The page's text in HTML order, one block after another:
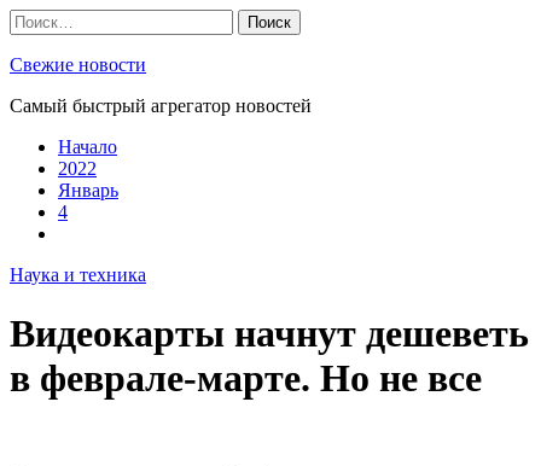
Skip
to
content
Найти:
Свежие новости
Самый быстрый агрегатор новостей
Начало
2022
Январь
4
Наука и техника
Видеокарты начнут дешеветь
в феврале-марте. Но не все